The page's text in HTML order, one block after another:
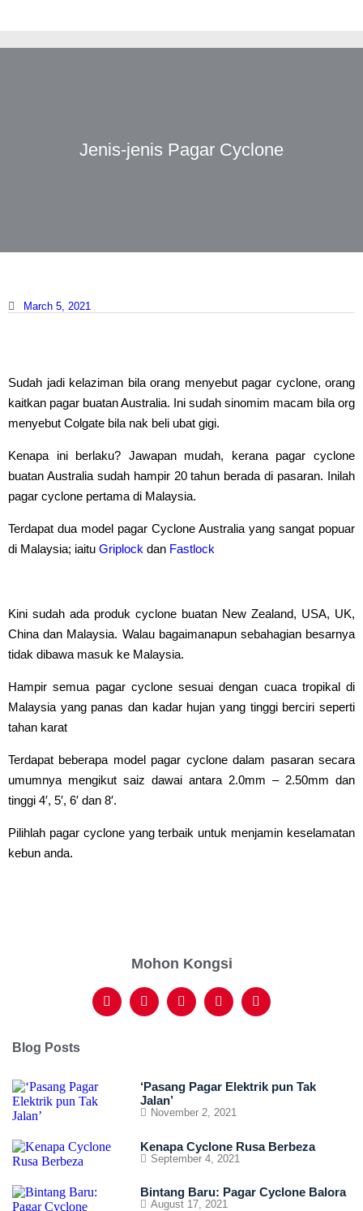
Jenis-jenis Pagar Cyclone
March 5, 2021
Sudah jadi kelaziman bila orang menyebut pagar cyclone, orang
kaitkan pagar buatan Australia. Ini sudah sinomim macam bila org
menyebut Colgate bila nak beli ubat gigi.
Kenapa ini berlaku? Jawapan mudah, kerana pagar cyclone
buatan Australia sudah hampir 20 tahun berada di pasaran. Inilah
pagar cyclone pertama di Malaysia.
Terdapat dua model pagar Cyclone Australia yang sangat popuar
di Malaysia; iaitu Griplock dan Fastlock
Kini sudah ada produk cyclone buatan New Zealand, USA, UK,
China dan Malaysia. Walau bagaimanapun sebahagian besarnya
tidak dibawa masuk ke Malaysia.
Hampir semua pagar cyclone sesuai dengan cuaca tropikal di
Malaysia yang panas dan kadar hujan yang tinggi berciri seperti
tahan karat
Terdapat beberapa model pagar cyclone dalam pasaran secara
umumnya mengikut saiz dawai antara 2.0mm – 2.50mm dan
tinggi 4′, 5′, 6′ dan 8′.
Pilihlah pagar cyclone yang terbaik untuk menjamin keselamatan
kebun anda.
Mohon Kongsi
Blog Posts
‘Pasang Pagar Elektrik pun Tak
Jalan’
November 2, 2021
Kenapa Cyclone Rusa Berbeza
September 4, 2021
Bintang Baru: Pagar Cyclone Balora
August 17, 2021